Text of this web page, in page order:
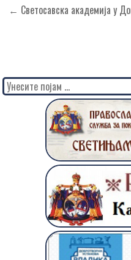
Кретање
← Светосавска академија у
Search
for: